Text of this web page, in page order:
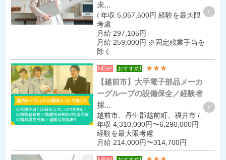
未...
/ 年収 5,057,500円 経験を最大限
考慮
月給 297,105円
月給 259,000円 ※固定残業手当を
除く
NEW! おすすめ! ★★★
【越前市】大手電子部品メーカ
ーグループの設備保全／経験者
採...
越前市、丹生郡越前町、福井市 /
年収 4,310,000円〜6,290,000円
経験を最大限考慮
月給 214,000円〜314,700円